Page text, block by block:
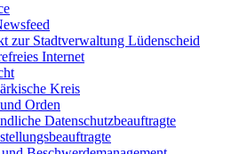
zur Stadtverwaltung Lüdenscheid
Internet
Kreis
Orden
Datenschutzbeauftragte